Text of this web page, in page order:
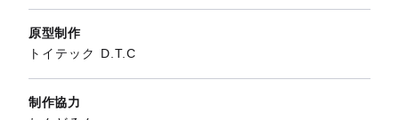
原型制作
トイテック D.T.C
制作協力